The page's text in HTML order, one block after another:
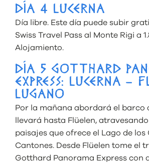
DÍA 4 LUCERNA
Día libre. Este día puede subir
Swiss Travel Pass al Monte Rigi a
Alojamiento.
DÍA 5 GOTTHARD
EXPRESS: LUCERNA –
LUGANO
Por la mañana abordará el barco
llevará hasta Flüelen,
paisajes que ofrece el Lago de los
Cantones. Desde Flüelen tome el
Gotthard Panorama Express con